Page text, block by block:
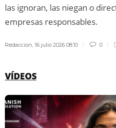
las ignoran, las niegan o
empresas responsables.
Redaccion, 16 julio 2026 08:10 0
VÍDEOS